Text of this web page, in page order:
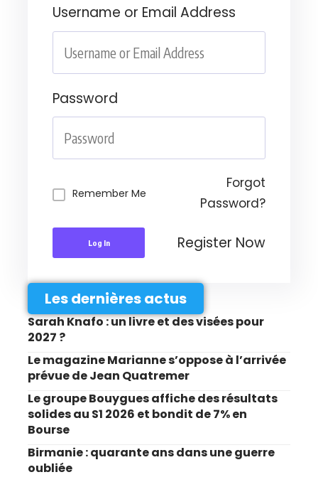
Username or Email Address
Password
Remember Me
Forgot
Password?
Log In Register Now
Les dernières actus
Sarah Knafo : un livre et des visées pour
2027 ?
Le magazine Marianne s’oppose à l’arrivée
prévue de Jean Quatremer
Le groupe Bouygues affiche des résultats
solides au S1 2026 et bondit de 7% en
Bourse
Birmanie : quarante ans dans une guerre
oubliée